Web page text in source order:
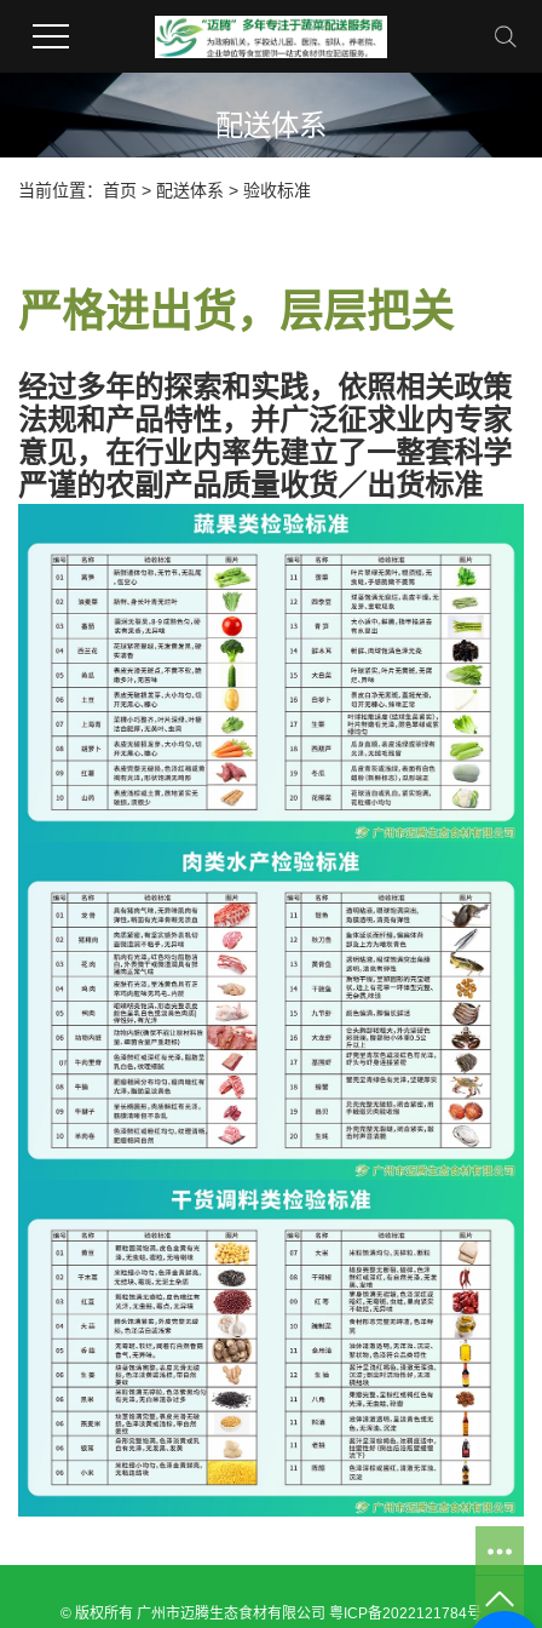
配送体系
当前位置： 首页 > 配送体系 > 验收标准
严格进出货，层层把关
经过多年的探索和实践，依照相关政策
法规和产品特性，并广泛征求业内专家
意见，在行业内率先建立了一整套科学
严谨的农副产品质量收货／出货标准
© 版权所有 广州市迈腾生态食材有限公司 粤ICP备2022121784号